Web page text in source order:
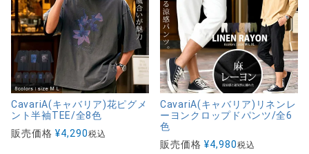
CavariA(キャバリア)花ピグメ
ント半袖TEE/全8色
販売価格 ¥4,290税込
CavariA(キャバリア)リネンレ
ーヨンクロップドパンツ/全6
色
販売価格 ¥4,980税込